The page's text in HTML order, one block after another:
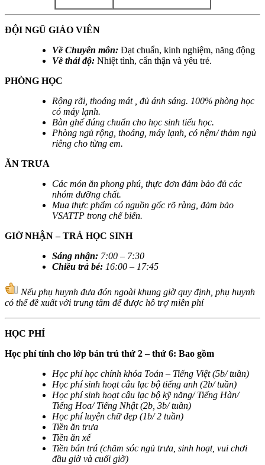
ĐỘI NGŨ GIÁO VIÊN
Về Chuyên môn: Đạt chuẩn, kinh nghiệm, năng động
Về thái độ: Nhiệt tình, cẩn thận và yêu trẻ.
PHÒNG HỌC
Rộng rãi, thoáng mát , đủ ánh sáng. 100% phòng học
có máy lạnh.
Bàn ghế đúng chuẩn cho học sinh tiểu học.
Phòng ngủ rộng, thoáng, máy lạnh, có nệm/ thảm ngủ
riêng cho từng em.
ĂN TRƯA
Các món ăn phong phú, thực đơn đảm bảo đủ các
nhóm dưỡng chất.
Mua thực phẩm có nguồn gốc rõ ràng, đảm bảo
VSATTP trong chế biến.
GIỜ NHẬN – TRẢ HỌC SINH
Sáng nhận: 7:00 – 7:30
Chiều trả bé: 16:00 – 17:45
Nếu phụ huynh đưa đón ngoài khung giờ quy định, phụ huynh
có thể đề xuất với trung tâm để được hỗ trợ miễn phí
HỌC PHÍ
Học phí tính cho lớp bán trú thứ 2 – thứ 6: Bao gồm
Học phí học chính khóa Toán – Tiếng Việt (5b/ tuần)
Học phí sinh hoạt câu lạc bộ tiếng anh (2b/ tuần)
Học phí sinh hoạt câu lạc bộ kỹ năng/ Tiếng Hàn/
Tiếng Hoa/ Tiếng Nhật (2b, 3b/ tuần)
Học phí luyện chữ đẹp (1b/ 2 tuần)
Tiền ăn trưa
Tiền ăn xế
Tiền bán trú (chăm sóc ngủ trưa, sinh hoạt, vui chơi
đầu giờ và cuối giờ)